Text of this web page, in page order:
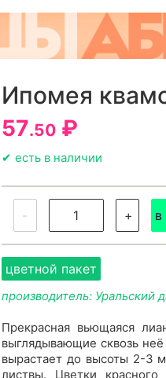
Ипомея
57.50₽
✔ есть в наличии
- + в
цветной пакет
производитель: Уральский
Прекрасная вьющаяся
выглядывающие сквозь
вырастает до высоты 2-3
листвы. Цветки